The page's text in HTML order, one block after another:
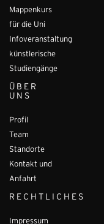
Mappenkurs
für die Uni
Infoveranstaltung
künstlerische
Studiengänge
ÜBER
UNS
Profil
Team
Standorte
Kontakt und
Anfahrt
RECHTLICHES
Impressum